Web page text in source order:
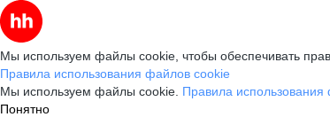
Мы используем файлы cookie, чтобы обеспечивать
Правила использования файлов cookie
Мы используем файлы cookie. Правила
Понятно